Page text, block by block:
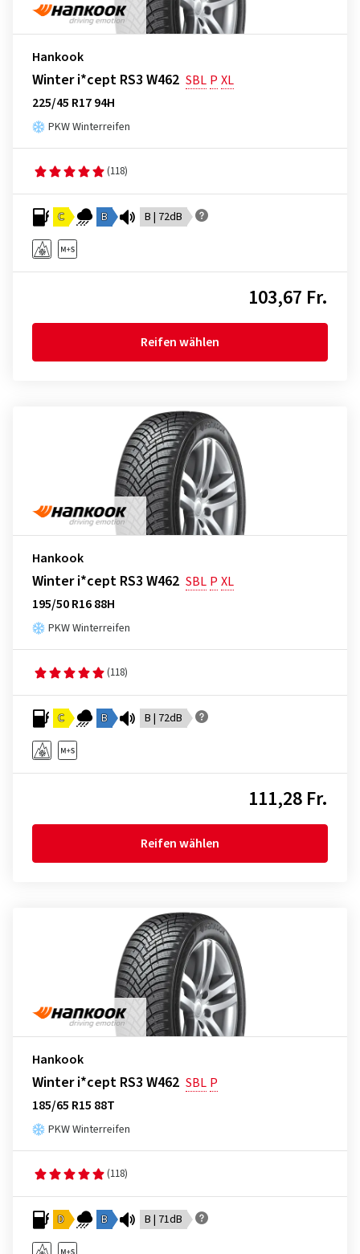
Hankook
Winter i*cept RS3 W462 SBL P XL
225/45 R17 94H
PKW Winterreifen
(118)
C B B | 72dB
103,67 Fr.
Reifen wählen
Hankook
Winter i*cept RS3 W462 SBL P XL
195/50 R16 88H
PKW Winterreifen
(118)
C B B | 72dB
111,28 Fr.
Reifen wählen
Hankook
Winter i*cept RS3 W462 SBL P
185/65 R15 88T
PKW Winterreifen
(118)
D B B | 71dB